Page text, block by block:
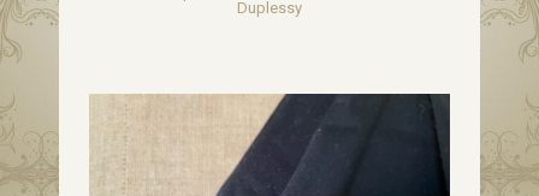
Duplessy